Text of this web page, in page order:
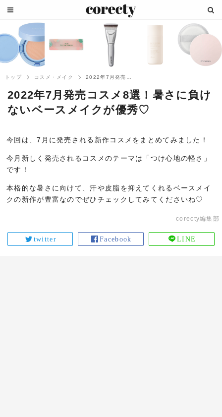
トップ コスメ・メイク
2022年7月発売コスメ8選！暑さに負け
ないベースメイクが優秀♡
今回は、7月に発売される新作コスメをまとめてみました！
今月新しく発売されるコスメのテーマは「つけ心地の軽さ」
です！
本格的な暑さに向けて、汗や皮脂を抑えてくれるベースメイ
クの新作が豊富なのでぜひチェックしてみてくださいね♡
corecty編集部
twitter Facebook LINE